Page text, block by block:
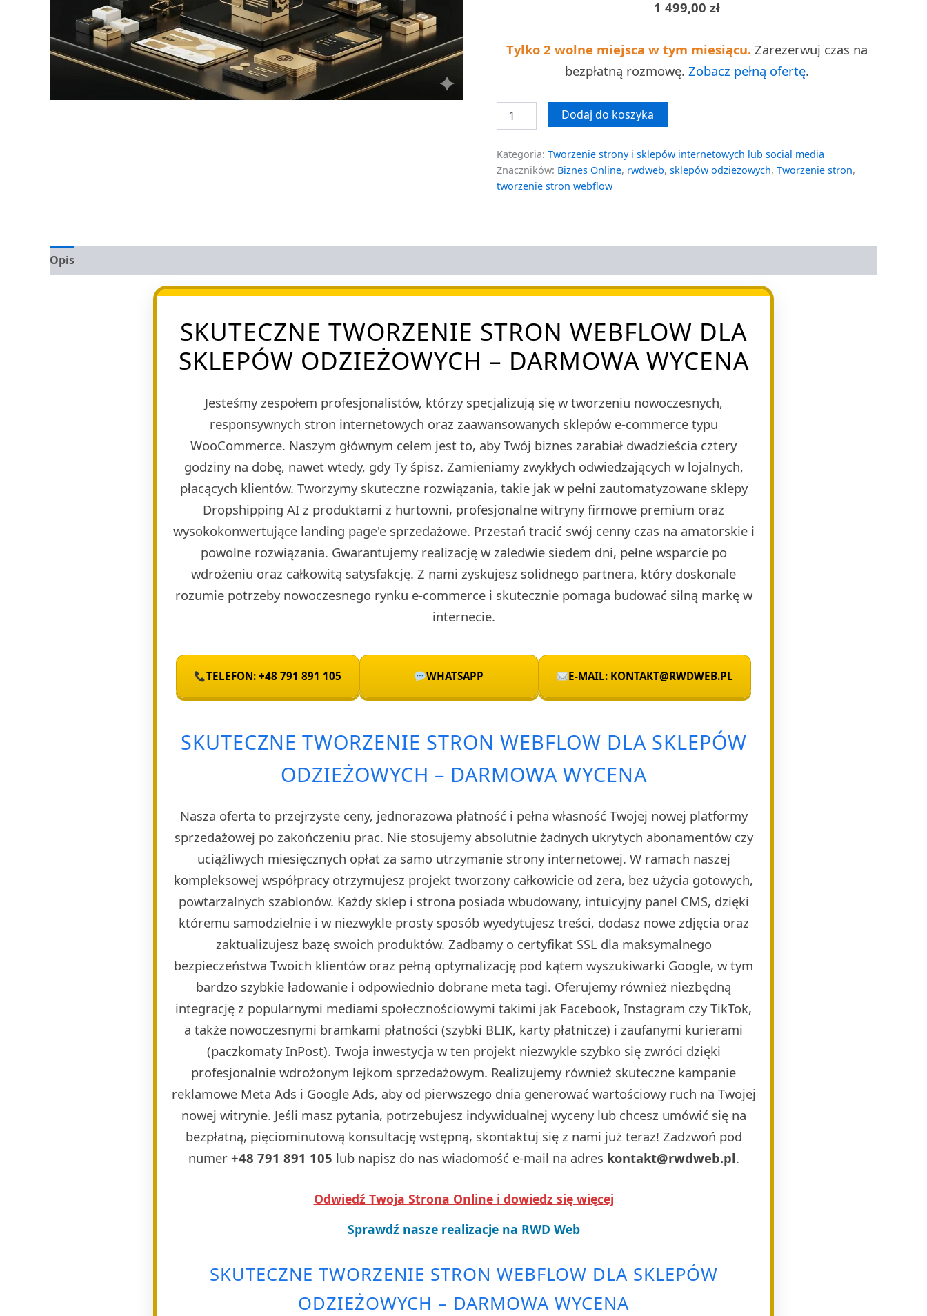
1 499,00 zł
Tylko 2 wolne miejsca w tym miesiącu. Zarezerwuj czas na
bezpłatną rozmowę. Zobacz pełną ofertę.
Dodaj do koszyka
Kategoria: Tworzenie strony i sklepów internetowych lub social media
Znaczników: Biznes Online, rwdweb, sklepów odzieżowych, Tworzenie stron,
tworzenie stron webflow
Opis
SKUTECZNE TWORZENIE STRON WEBFLOW DLA
SKLEPÓW ODZIEŻOWYCH – DARMOWA WYCENA
Jesteśmy zespołem profesjonalistów, którzy specjalizują się w tworzeniu nowoczesnych,
responsywnych stron internetowych oraz zaawansowanych sklepów e-commerce typu
WooCommerce. Naszym głównym celem jest to, aby Twój biznes zarabiał dwadzieścia cztery
godziny na dobę, nawet wtedy, gdy Ty śpisz. Zamieniamy zwykłych odwiedzających w lojalnych,
płacących klientów. Tworzymy skuteczne rozwiązania, takie jak w pełni zautomatyzowane sklepy
Dropshipping AI z produktami z hurtowni, profesjonalne witryny firmowe premium oraz
wysokokonwertujące landing page'e sprzedażowe. Przestań tracić swój cenny czas na amatorskie i
powolne rozwiązania. Gwarantujemy realizację w zaledwie siedem dni, pełne wsparcie po
wdrożeniu oraz całkowitą satysfakcję. Z nami zyskujesz solidnego partnera, który doskonale
rozumie potrzeby nowoczesnego rynku e-commerce i skutecznie pomaga budować silną markę w
internecie.
TELEFON: +48 791 891 105 WHATSAPP E-MAIL: KONTAKT@RWDWEB.PL
SKUTECZNE TWORZENIE STRON WEBFLOW DLA SKLEPÓW
ODZIEŻOWYCH – DARMOWA WYCENA
Nasza oferta to przejrzyste ceny, jednorazowa płatność i pełna własność Twojej nowej platformy
sprzedażowej po zakończeniu prac. Nie stosujemy absolutnie żadnych ukrytych abonamentów czy
uciążliwych miesięcznych opłat za samo utrzymanie strony internetowej. W ramach naszej
kompleksowej współpracy otrzymujesz projekt tworzony całkowicie od zera, bez użycia gotowych,
powtarzalnych szablonów. Każdy sklep i strona posiada wbudowany, intuicyjny panel CMS, dzięki
któremu samodzielnie i w niezwykle prosty sposób wyedytujesz treści, dodasz nowe zdjęcia oraz
zaktualizujesz bazę swoich produktów. Zadbamy o certyfikat SSL dla maksymalnego
bezpieczeństwa Twoich klientów oraz pełną optymalizację pod kątem wyszukiwarki Google, w tym
bardzo szybkie ładowanie i odpowiednio dobrane meta tagi. Oferujemy również niezbędną
integrację z popularnymi mediami społecznościowymi takimi jak Facebook, Instagram czy TikTok,
a także nowoczesnymi bramkami płatności (szybki BLIK, karty płatnicze) i zaufanymi kurierami
(paczkomaty InPost). Twoja inwestycja w ten projekt niezwykle szybko się zwróci dzięki
profesjonalnie wdrożonym lejkom sprzedażowym. Realizujemy również skuteczne kampanie
reklamowe Meta Ads i Google Ads, aby od pierwszego dnia generować wartościowy ruch na Twojej
nowej witrynie. Jeśli masz pytania, potrzebujesz indywidualnej wyceny lub chcesz umówić się na
bezpłatną, pięciominutową konsultację wstępną, skontaktuj się z nami już teraz! Zadzwoń pod
numer +48 791 891 105 lub napisz do nas wiadomość e-mail na adres kontakt@rwdweb.pl.
Odwiedź Twoja Strona Online i dowiedz się więcej
Sprawdź nasze realizacje na RWD Web
SKUTECZNE TWORZENIE STRON WEBFLOW DLA SKLEPÓW
ODZIEŻOWYCH – DARMOWA WYCENA